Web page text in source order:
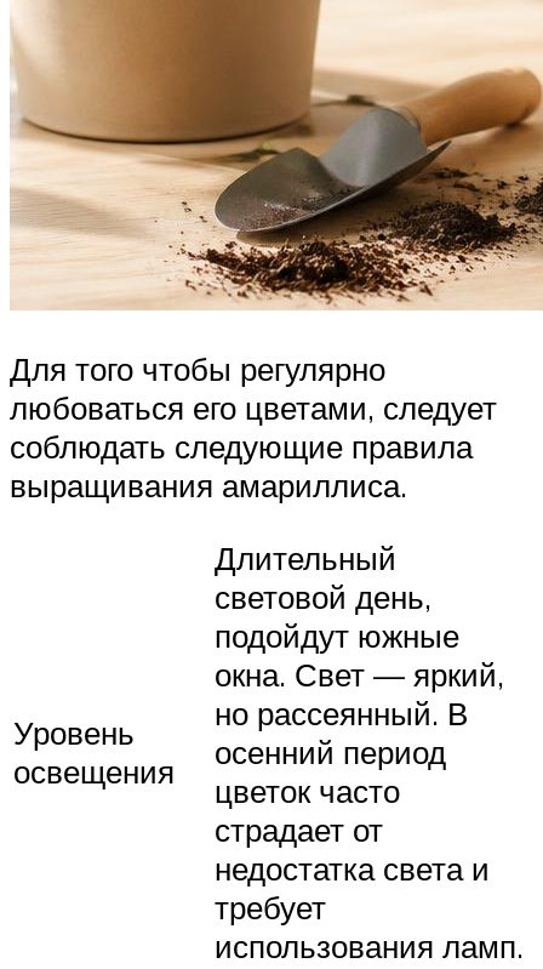
Для того чтобы регулярно
любоваться его цветами, следует
соблюдать следующие правила
выращивания амариллиса.
Уровень
освещения
Длительный
световой день,
подойдут южные
окна. Свет — яркий,
но рассеянный. В
осенний период
цветок часто
страдает от
недостатка света и
требует
использования ламп.